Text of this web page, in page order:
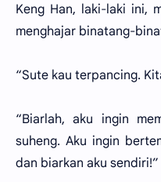
Keng Han, laki-laki ini,
menghajar binatang-
“Sute kau terpancing.
“Biarlah, aku ingin
suheng. Aku ingin
dan biarkan aku sendiri!”